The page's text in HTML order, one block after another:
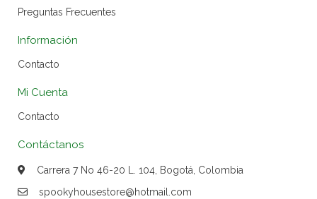
Preguntas Frecuentes
Información
Contacto
Mi Cuenta
Contacto
Contáctanos
Carrera 7 No 46-20 L. 104, Bogotá, Colombia
spookyhousestore@hotmail.com